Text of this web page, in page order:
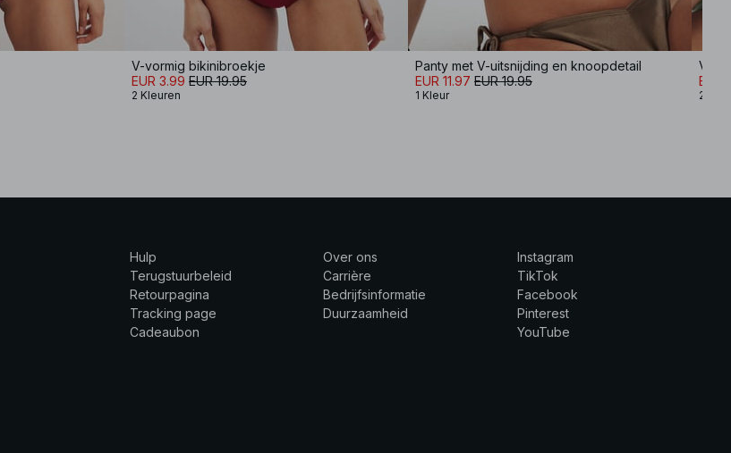
V-vormig bikinibroekje
EUR 3.99 EUR 19.95
2 Kleuren
Panty met V-uitsnijding en knoopdetail
EUR 11.97 EUR 19.95
1 Kleur
V-
EUR
2
Hulp
Terugstuurbeleid
Retourpagina
Tracking page
Cadeaubon
Over ons
Carrière
Bedrijfsinformatie
Duurzaamheid
Instagram
TikTok
Facebook
Pinterest
YouTube